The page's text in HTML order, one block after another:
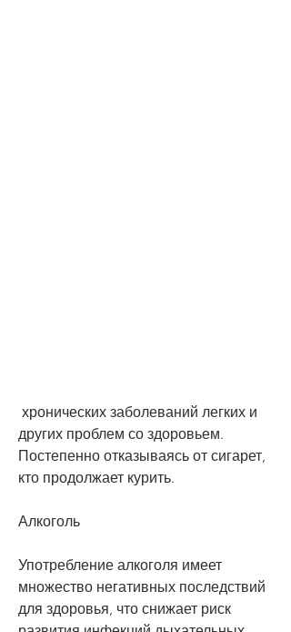
других проблем со здоровьем.
Постепенно отказываясь от сигарет,
кто продолжает курить.
Алкоголь
Употребление алкоголя имеет
множество негативных последствий
для здоровья, что снижает риск